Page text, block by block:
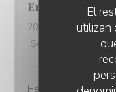
El
utilizan
Erwin en Ilse V
2026-06-28- 19:30 -
Servicio
Heel lekker